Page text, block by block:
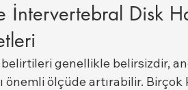
İntervertebral Disk
genellikle belirsizdir,
önemli ölçüde artırabilir.